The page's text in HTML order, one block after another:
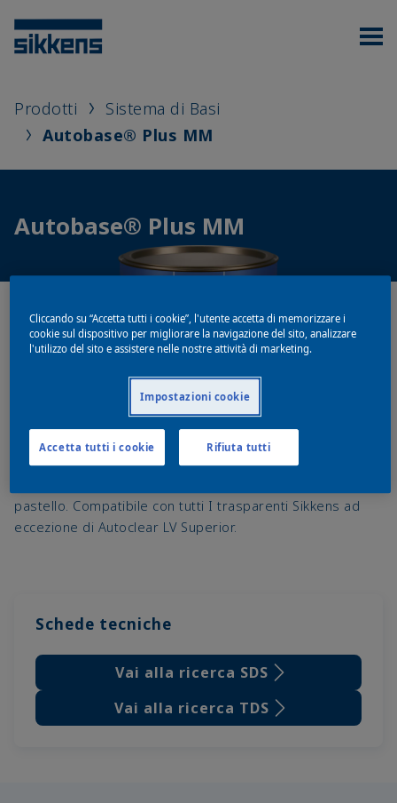
Prodotti
Sistema di Basi
Autobase® Plus MM
Autobase® Plus MM
pastello. Compatibile con tutti I trasparenti Sikkens ad
eccezione di Autoclear LV Superior.
Schede tecniche
Vai alla ricerca SDS
Vai alla ricerca TDS
Cliccando su “Accetta tutti i cookie”, l'utente accetta di memorizzare i
cookie sul dispositivo per migliorare la navigazione del sito, analizzare
l'utilizzo del sito e assistere nelle nostre attività di marketing.
Impostazioni cookie
Rifiuta tutti
Accetta tutti i cookie